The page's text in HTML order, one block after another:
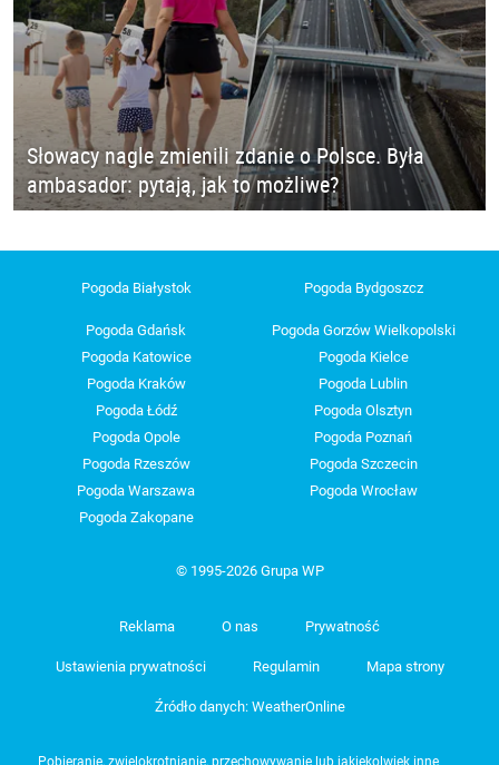
Słowacy nagle zmienili zdanie o Polsce. Była
ambasador: pytają, jak to możliwe?
Pogoda Białystok Pogoda Bydgoszcz
Pogoda Gdańsk
Pogoda Gorzów Wielkopolski
Pogoda Katowice
Pogoda Kielce
Pogoda Kraków
Pogoda Lublin
Pogoda Łódź
Pogoda Olsztyn
Pogoda Opole
Pogoda Poznań
Pogoda Rzeszów
Pogoda Szczecin
Pogoda Warszawa
Pogoda Wrocław
Pogoda Zakopane
© 1995-2026 Grupa WP
Reklama O nas Prywatność
Ustawienia prywatności Regulamin Mapa strony
Źródło danych: WeatherOnline
Pobieranie, zwielokrotnianie, przechowywanie lub jakiekolwiek inne